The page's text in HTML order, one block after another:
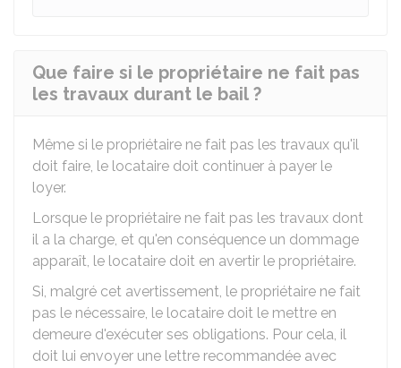
Que faire si le propriétaire ne fait pas
les travaux durant le bail ?
Même si le propriétaire ne fait pas les travaux qu'il
doit faire, le locataire doit continuer à payer le
loyer.
Lorsque le propriétaire ne fait pas les travaux dont
il a la charge, et qu'en conséquence un dommage
apparaît, le locataire doit en avertir le propriétaire.
Si, malgré cet avertissement, le propriétaire ne fait
pas le nécessaire, le locataire doit le mettre en
demeure d'exécuter ses obligations. Pour cela, il
doit lui envoyer une lettre recommandée avec